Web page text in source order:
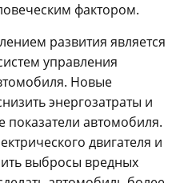
фактором.
развития является
управления
Новые
энергозатраты и
показатели автомобиля.
двигателя и
выбросы вредных